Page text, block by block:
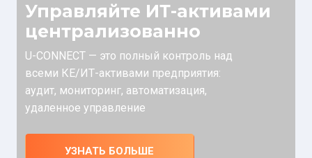
Управляйте ИТ-активами
централизованно
U-CONNECT — это полный контроль над
всеми КЕ/ИТ-активами предприятия:
аудит, мониторинг, автоматизация,
удаленное управление
УЗНАТЬ БОЛЬШЕ